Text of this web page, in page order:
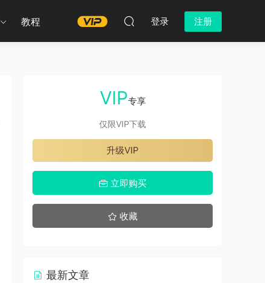
教程 登录 注册
VIP专享
仅限VIP下载
升级VIP
立即购买
收藏
最新文章